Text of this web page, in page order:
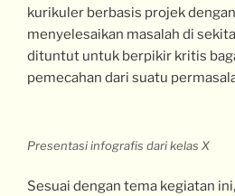
kurikuler berbasis projek
menyelesaikan masalah di
dituntut untuk berpikir kritis
pemecahan dari suatu
Presentasi infografis dari kelas X
Sesuai dengan tema kegiatan